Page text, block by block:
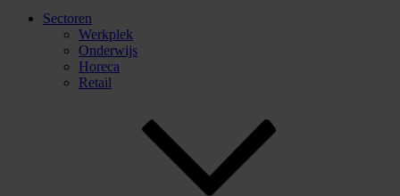
Sectoren
Werkplek
Onderwijs
Horeca
Retail